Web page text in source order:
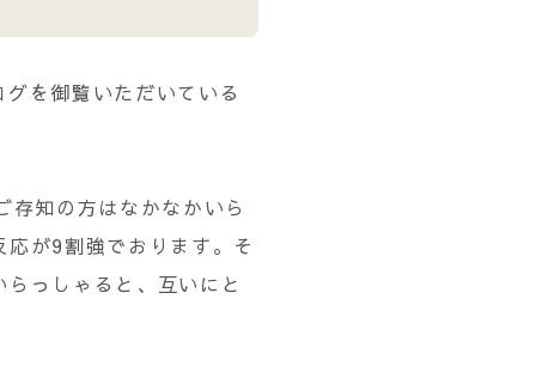
を御覧いただいている
知の方はなかなかいら
が9割強でおります。そ
っしゃると、互いにと